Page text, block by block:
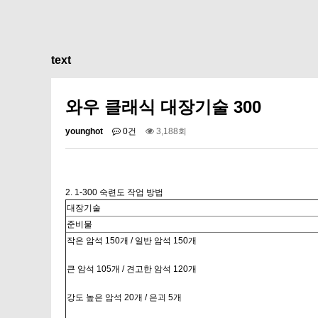
text
와우 클래식 대장기술 300
younghot 0건 3,188회
2. 1-300 숙련도 작업 방법
대장기술
준비물
작은 암석 150개 / 일반 암석 150개
큰 암석 105개 / 견고한 암석 120개
강도 높은 암석 20개 / 은괴 5개